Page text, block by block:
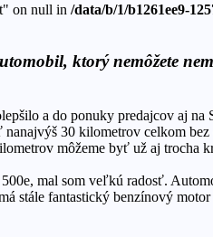
on null in /data/b/1/b1261ee9-
ktorý nemôžete
a do ponuky predajcov aj
30 kilometrov celkom
môžeme byť už aj trocha
mal som veľkú radosť.
stále fantastický benzínový